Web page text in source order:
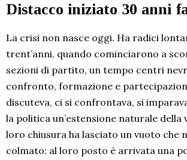
Distacco iniziato 30 anni
La crisi non nasce oggi. Ha radici
trent’anni, quando cominciarono a
sezioni di partito, un tempo centri
confronto, formazione e
discuteva, ci si confrontava, si
la politica un’estensione naturale della
loro chiusura ha lasciato un vuoto che
colmato: al loro posto è arrivata una